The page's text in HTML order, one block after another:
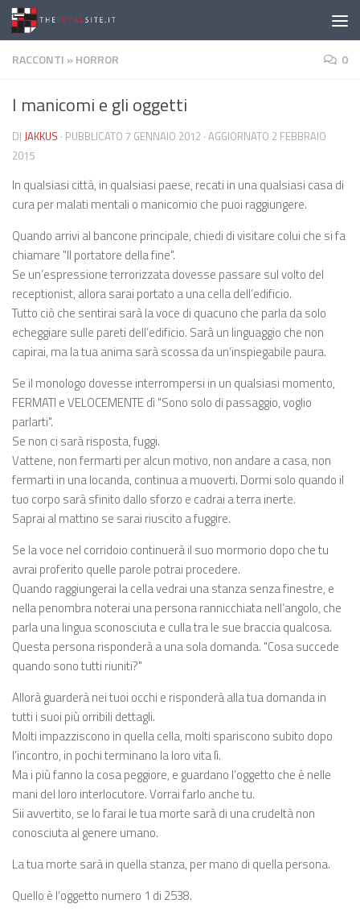
Salta al contenuto
RACCONTI »HORROR 0
I manicomi e gli oggetti
DI JAKKUS · PUBBLICATO 7 GENNAIO 2012 · AGGIORNATO 2 FEBBRAIO
2015
In qualsiasi città, in qualsiasi paese, recati in una qualsiasi casa di
cura per malati mentali o manicomio che puoi raggiungere.
Quando arrivi al bancone principale, chiedi di visitare colui che si fa
chiamare "Il portatore della fine".
Se un’espressione terrorizzata dovesse passare sul volto del
receptionist, allora sarai portato a una cella dell’edificio.
Tutto ciò che sentirai sarà la voce di quacuno che parla da solo
echeggiare sulle pareti dell’edificio. Sarà un linguaggio che non
capirai, ma la tua anima sarà scossa da un’inspiegabile paura.
Se il monologo dovesse interrompersi in un qualsiasi momento,
FERMATI e VELOCEMENTE dì "Sono solo di passaggio, voglio
parlarti".
Se non ci sarà risposta, fuggi.
Vattene, non fermarti per alcun motivo, non andare a casa, non
fermarti in una locanda, continua a muoverti. Dormi solo quando il
tuo corpo sarà sfinito dallo sforzo e cadrai a terra inerte.
Saprai al mattino se sarai riuscito a fuggire.
Se la voce nel corridoio continuerà il suo mormorio dopo che tu
avrai proferito quelle parole potrai procedere.
Quando raggiungerai la cella vedrai una stanza senza finestre, e
nella penombra noterai una persona rannicchiata nell’angolo, che
parla una lingua sconosciuta e culla tra le sue braccia qualcosa.
Questa persona risponderà a una sola domanda. "Cosa succede
quando sono tutti riuniti?"
Allorà guarderà nei tuoi occhi e risponderà alla tua domanda in
tutti i suoi più orribili dettagli.
Molti impazziscono in quella cella, molti spariscono subito dopo
l’incontro, in pochi terminano la loro vita lì.
Ma i più fanno la cosa peggiore, e guardano l’oggetto che è nelle
mani del loro interlocutore. Vorrai farlo anche tu.
Sii avvertito, se lo farai le tua morte sarà di una crudeltà non
conosciuta al genere umano.
La tua morte sarà in quella stanza, per mano di quella persona.
Quello è l’oggetto numero 1 di 2538.